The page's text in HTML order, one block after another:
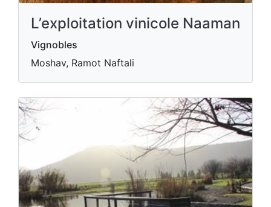
L’exploitation vinicole Naaman
Vignobles
Moshav, Ramot Naftali